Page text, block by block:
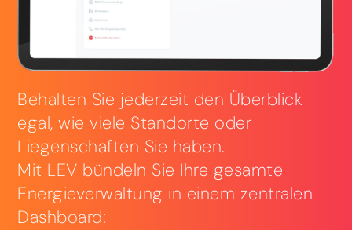
Behalten Sie jederzeit den Überblick –
egal, wie viele Standorte oder
Liegenschaften Sie haben.
Mit LEV bündeln Sie Ihre gesamte
Energieverwaltung in einem zentralen
Dashboard: